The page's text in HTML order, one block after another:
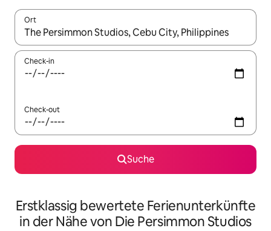
Ort
Wenn Ergebnisse verfügbar sind, navigiere mit den
Check-in
Check-out
Suche
Erstklassig bewertete Ferienunterkünfte
in der Nähe von Die Persimmon Studios